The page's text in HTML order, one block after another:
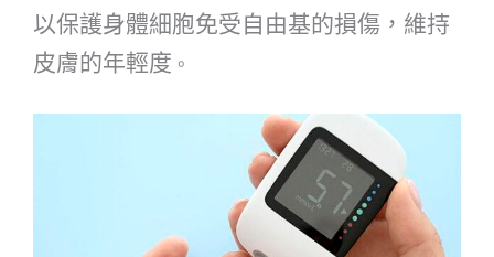
以保護身體細胞免受自由基的損傷，維持
皮膚的年輕度 。